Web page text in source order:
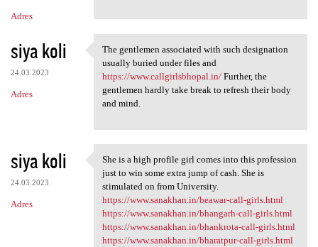
Adres
siya koli
24.03.2023
Adres
The gentlemen associated with
The gentlemen associated with such designation
usually buried under files and
https://www.callgirlsbhopal.in/Further, the
gentlemen hardly take break to refresh their body
and mind.
siya koli
24.03.2023
Adres
She is a high profile girl
She is a high profile girl comes into this profession
just to win some extra jump of cash. She is
stimulated on from University.
https://www.sanakhan.in/beawar-call-girls.html
https://www.sanakhan.in/bhangarh-call-girls.html
https://www.sanakhan.in/bhankrota-call-girls.html
https://www.sanakhan.in/bharatpur-call-girls.html